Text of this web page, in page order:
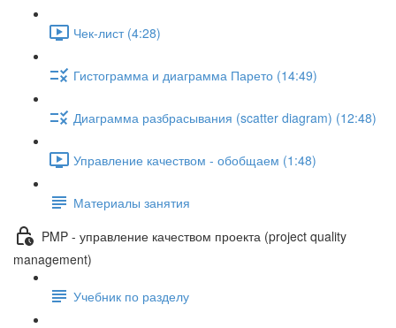
Чек-лист (4:28)
Гистограмма и диаграмма Парето (14:49)
Диаграмма разбрасывания (scatter diagram) (12:48)
Управление качеством - обобщаем (1:48)
Материалы занятия
PMP - управление качеством проекта (project quality
management)
Учебник по разделу